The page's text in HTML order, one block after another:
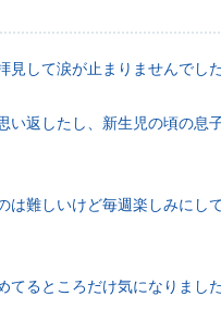
見して涙が止まりませんでし
い返したし、新生児の頃の
は難しいけど毎週楽しみにし
てるところだけ気になりまし